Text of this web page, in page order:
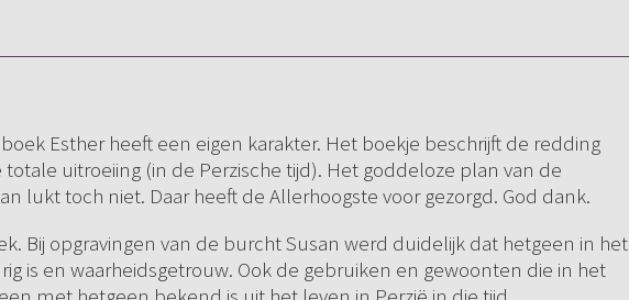
Esther heeft een eigen karakter. Het boekje beschrijft de redding
uitroeiing (in de Perzische tijd). Het goddeloze plan van de
lukt toch niet. Daar heeft de Allerhoogste voor gezorgd. God dank.
Bij opgravingen van de burcht Susan werd duidelijk dat hetgeen in het
is en waarheidsgetrouw. Ook de gebruiken en gewoonten die in het